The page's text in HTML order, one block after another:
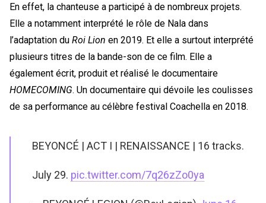
En effet, la chanteuse a participé à de nombreux projets.
Elle a notamment interprété le rôle de Nala dans
l’adaptation du Roi Lion en 2019. Et elle a surtout interprété
plusieurs titres de la bande-son de ce film. Elle a
également écrit, produit et réalisé le documentaire
HOMECOMING. Un documentaire qui dévoile les coulisses
de sa performance au célèbre festival Coachella en 2018.
BEYONCÉ | ACT I | RENAISSANCE | 16 tracks.
July 29. pic.twitter.com/7q26zZo0ya